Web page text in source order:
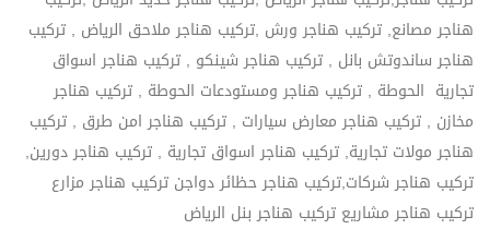
هناجر مصانع, تركيب هناجر ورش ,تركيب هناجر ملاحق الرياض , تركيب
هناجر ساندوتش بانل , تركيب هناجر شينكو , تركيب هناجر اسواق
تجارية الحوطة , تركيب هناجر ومستودعات الحوطة , تركيب هناجر
مخازن , تركيب هناجر معارض سيارات , تركيب هناجر امن طرق , تركيب
هناجر مولات تجارية, تركيب هناجر اسواق تجارية , تركيب هناجر دورين,
تركيب هناجر شركات,تركيب هناجر حظائر دواجن تركيب هناجر مزارع
تركيب هناجر مشاريع تركيب هناجر بنل الرياض